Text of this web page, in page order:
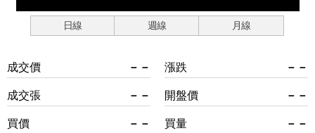
日線 週線 月線
成交價 －－
成交張 －－
買價 －－
漲跌 －－
開盤價 －－
買量 －－